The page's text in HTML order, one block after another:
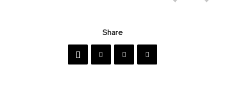
Share